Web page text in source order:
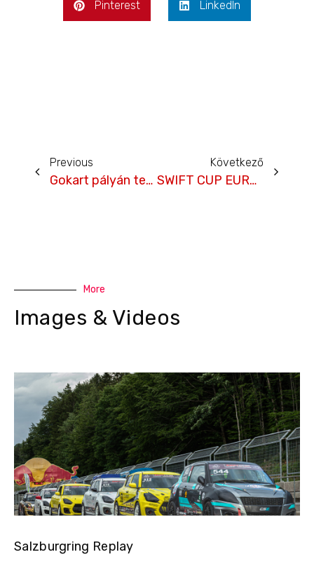
Pinterest LinkedIn
Previous
Gokart pályán teszteltek a GFS Racing Team versenyzői
Következő
SWIFT CUP EUROPE- 2017. június 9-11. – SALZBURGRING
More
Images & Videos
Salzburgring Replay